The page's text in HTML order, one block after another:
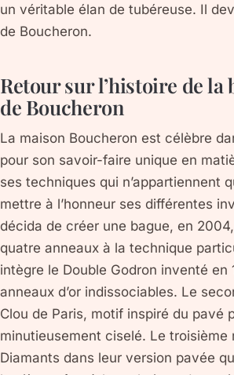
un véritable élan de tubéreuse. Il
de Boucheron.
Retour sur l’histoire de la
de Boucheron
La maison Boucheron est célèbre
pour son savoir-faire unique en
ses techniques qui n’appartiennent
mettre à l’honneur ses différentes
décida de créer une bague, en
quatre anneaux à la technique
intègre le Double Godron inventé en
anneaux d’or indissociables. Le
Clou de Paris, motif inspiré du pavé
minutieusement ciselé. Le troisième
Diamants dans leur version pavée